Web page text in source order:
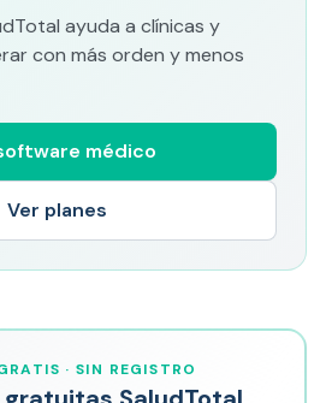
ayuda a clínicas y
con más orden y menos
médico
Ver planes
· SIN REGISTRO